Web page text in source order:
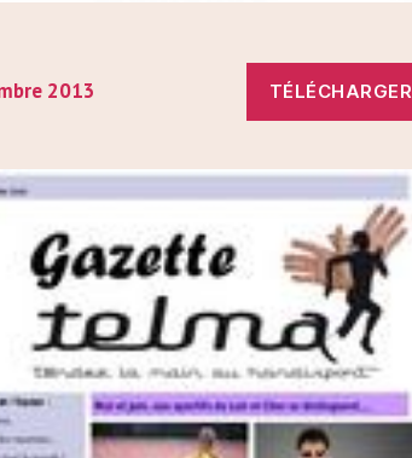
2013 TÉLÉCHARGER